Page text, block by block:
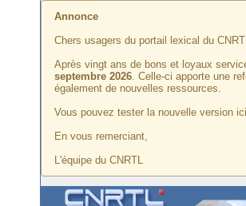
Annonce
Chers usagers du portail lexical du
Après vingt ans de bons et loyaux
septembre 2026. Celle-ci apporte une
également de nouvelles ressources.
Vous pouvez tester la nouvelle version
En vous remerciant,
L'équipe du CNRTL